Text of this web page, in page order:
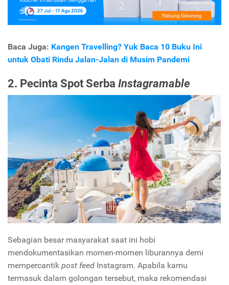
Baca Juga: Kangen Travelling? Yuk Baca 10 Buku Ini
untuk Obati Rindu Jalan-Jalan di Musim Pandemi
2. Pecinta Spot Serba Instagramable
Sebagian besar masyarakat saat ini hobi
mendokumentasikan momen-momen liburannya demi
mempercantik post feed Instagram. Apabila kamu
termasuk dalam golongan tersebut, maka rekomendasi